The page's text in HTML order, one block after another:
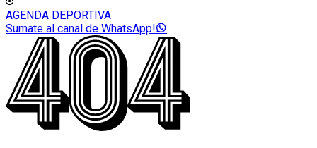
AGENDA DEPORTIVA
Sumate al canal de WhatsApp!